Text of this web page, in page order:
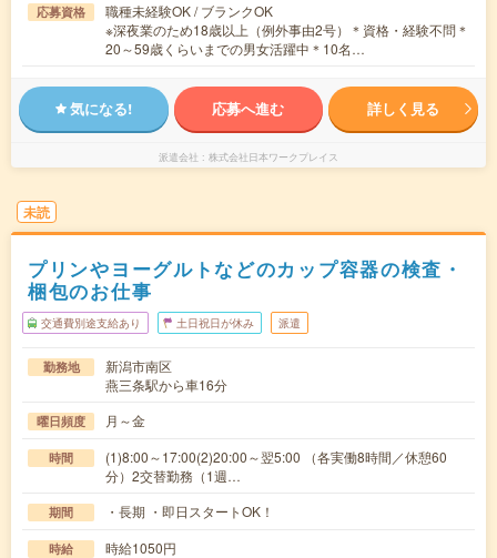
応募資格
職種未経験OK / ブランクOK
※深夜業のため18歳以上（例外事由2号）＊資格・経験不問＊
20～59歳くらいまでの男女活躍中＊10名…
気になる! 応募へ進む 詳しく見る
派遣会社 株式会社日本ワークプレイス
未読
プリンやヨーグルトなどのカップ容器の検査・
梱包のお仕事
交通費別途支給あり 土日祝日が休み 派遣
勤務地
新潟市南区
燕三条駅から車16分
曜日頻度 月～金
時間
(1)8:00～17:00(2)20:00～翌5:00 （各実働8時間／休憩60
分）2交替勤務（1週…
期間 ・長期 ・即日スタートOK！
時給 時給1050円